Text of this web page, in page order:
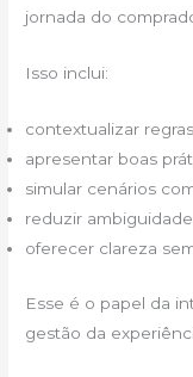
jornada do
Isso inclui:
contextualizar
apresentar boas
simular cenários
reduzir
oferecer clareza
Esse é o papel da
gestão da